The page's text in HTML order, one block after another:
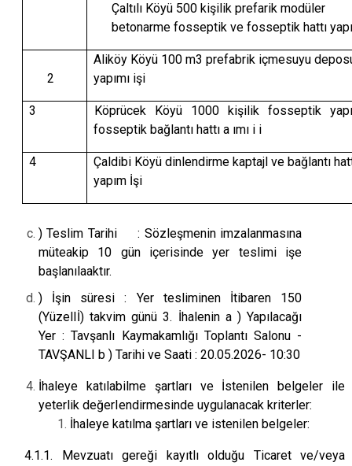
Çaltılı Köyü 500 kişilik prefarik modüler
betonarme fosseptik ve fosseptik hattı
2
Aliköy Köyü 100 m3 prefabrik içmesuyu
yapımı işi
3
Köprücek Köyü 1000 kişilik fosseptik
fosseptik bağlantı hattı a ımı i i
4
Çaldibi Köyü dinlendirme kaptajl ve bağlantı
yapım İşi
) Teslim Tarihi : Sözleşmenin imzalanmasına
müteakip 10 gün içerisinde yer teslimi işe
başlanılaaktır.
) İşin süresi : Yer tesliminen İtibaren 150
(YüzelIİ) takvim günü 3. İhalenin a ) Yapılacağı
Yer : Tavşanlı Kaymakamlığı Toplantı Salonu -
TAVŞANLI b ) Tarihi ve Saati : 20.05.2026- 10:30
İhaleye katılabilme şartları ve İstenilen belgeler ile
yeterlik değerIendirmesinde uygulanacak kriterler:
İhaleye katılma şartları ve istenilen belgeler:
4.1.1. Mevzuatı gereği kayıtlı olduğu Ticaret ve/veya